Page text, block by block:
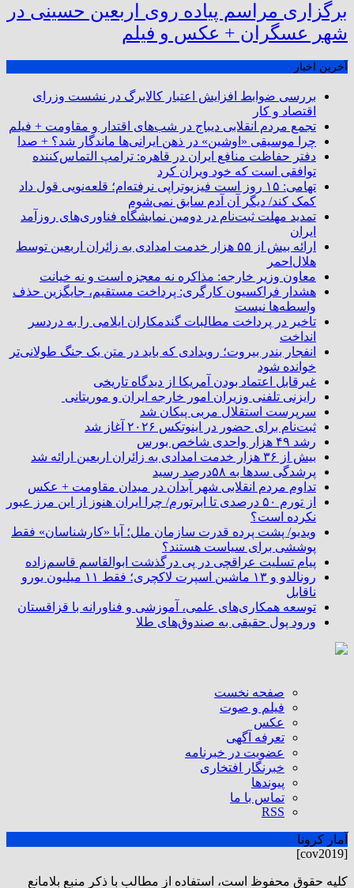
برگزاری مراسم پیاده روی اربعین حسینی در
شهر عسگران + عکس و فیلم
آخرین اخبار
بررسی ضوابط افزایش اعتبار کالابرگ در نشست وزرای
اقتصاد و کار
تجمع مردم انقلابی دیباج در شب‌های اقتدار و مقاومت + فیلم
چرا موسیقی «اوشین» در ذهن ایرانی‌ها ماندگار شد؟ + صدا
دفتر حفاظت منافع ایران در قاهره: ترامپ التماس‌کننده
توافقی است که خود ویران کرد
تهامی: ۱۵ روز است فیزیوتراپی نرفته‌ام؛ قلعه‌نویی قول داد
کمک کند/ دیگر آن آدم سابق نمی‌شوم
تمدید مهلت ثبت‌نام در دومین نمایشگاه فناوری‌های روزآمد
ایران
ارائه بیش از ۵۵ هزار خدمت امدادی به زائران اربعین توسط
هلال‌احمر
معاون وزیر خارجه: مذاکره نه معجزه است و نه خیانت
هشدار فراکسیون کارگری: پرداخت مستقیم، جایگزین حذف
واسطه‌ها نیست
تاخیر در پرداخت مطالبات گندمکاران ایلامی را به دردسر
انداخت
انفجار بندر بیروت؛ رویدادی که باید در متن یک جنگ طولانی‌تر
خوانده شود
غیرقابل اعتماد بودن آمریکا از دیدگاه تاریخی
رایزنی تلفنی وزیران امور خارجه ایران و موریتانی
سرپرست استقلال مربی پیکان شد
ثبت‌نام برای حضور در اینوتکس ۲۰۲۶ آغاز شد
رشد ۴۹ هزار واحدی شاخص بورس
بیش از ۳۶ هزار خدمت امدادی به زائران اربعین ارائه شد
پرشدگی سدها به ۵۸درصد رسید
تداوم مردم انقلابی شهر آبدان در میدان مقاومت + عکس
از تورم ۵۰ درصدی تا ابرتورم/ چرا ایران هنوز از این مرز عبور
نکرده است؟
ویدیو/ پشت پرده قدرت سازمان ملل؛ آیا «کارشناسان» فقط
پوششی برای سیاست هستند؟
پیام تسلیت عراقچی در پی درگذشت ابوالقاسم قاسم‌زاده
رونالدو و ۱۳ ماشین اسپرت لاکچری؛ فقط ۱۱ میلیون یورو
ناقابل
توسعه همکاری‌های علمی، آموزشی و فناورانه با قزاقستان
ورود پول حقیقی به صندوق‌های طلا
صفحه نخست
فیلم و صوت
عکس
تعرفه آگهی
عضویت در خبرنامه
خبرنگار افتخاری
پیوندها
تماس با ما
RSS
آمار کرونا
[cov2019]
كليه حقوق محفوظ است، استفاده از مطالب با ذكر منبع بلامانع